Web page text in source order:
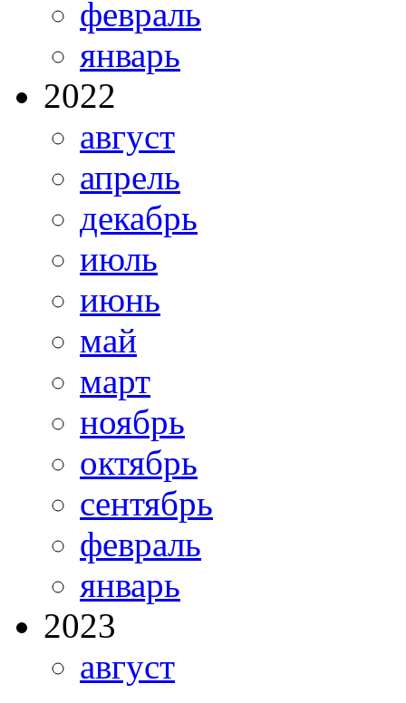
февраль
январь
2022
август
апрель
декабрь
июль
июнь
май
март
ноябрь
октябрь
сентябрь
февраль
январь
2023
август